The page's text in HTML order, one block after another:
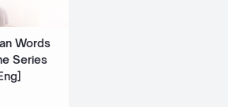
Words
Series